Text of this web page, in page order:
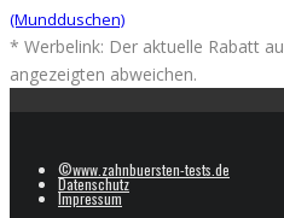
(Mundduschen)
* Werbelink: Der aktuelle Rabatt
angezeigten abweichen.
©www.zahnbuersten-tests.de
Datenschutz
Impressum